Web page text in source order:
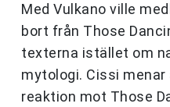
Med Vulkano ville
bort från Those
texterna istället om
mytologi. Cissi
reaktion mot Those